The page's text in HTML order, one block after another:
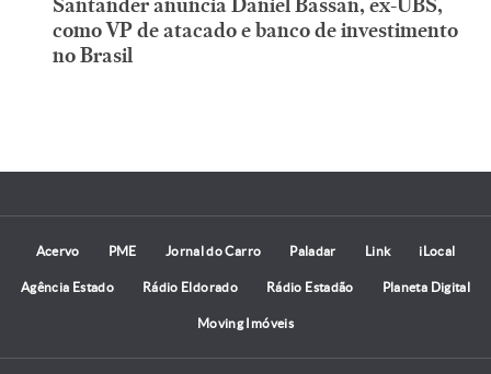
como VP de atacado e banco de investimento
no Brasil
Acervo PME Jornal do Carro Paladar Link iLocal
Agência Estado Rádio Eldorado Rádio Estadão Planeta Digital
Moving Imóveis